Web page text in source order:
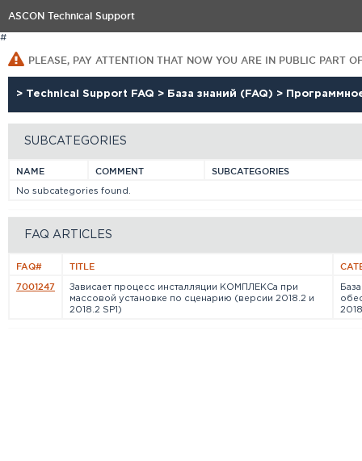
ASCON Technical Support
#
PLEASE, PAY ATTENTION THAT NOW YOU ARE IN PUBLIC PART
> Technical Support FAQ > База знаний (FAQ) >
SUBCATEGORIES
NAME COMMENT SUBCATEGORIES
No subcategories found.
FAQ ARTICLES
FAQ# TITLE
7001247
Зависает процесс инсталляции КОМПЛЕКСа при
массовой установке по сценарию (версии 2018.2 и
2018.2 SP1)